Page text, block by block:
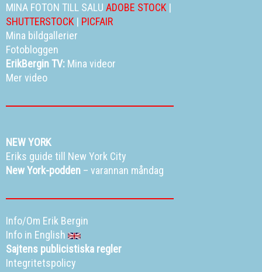
MINA FOTON TILL SALU ADOBE STOCK |
SHUTTERSTOCK | PICFAIR
Mina bildgallerier
Fotobloggen
ErikBergin TV: Mina videor
Mer video
NEW YORK
Eriks guide till New York City
New York-podden – varannan måndag
Info/Om Erik Bergin
Info in English
Sajtens publicistiska regler
Integritetspolicy